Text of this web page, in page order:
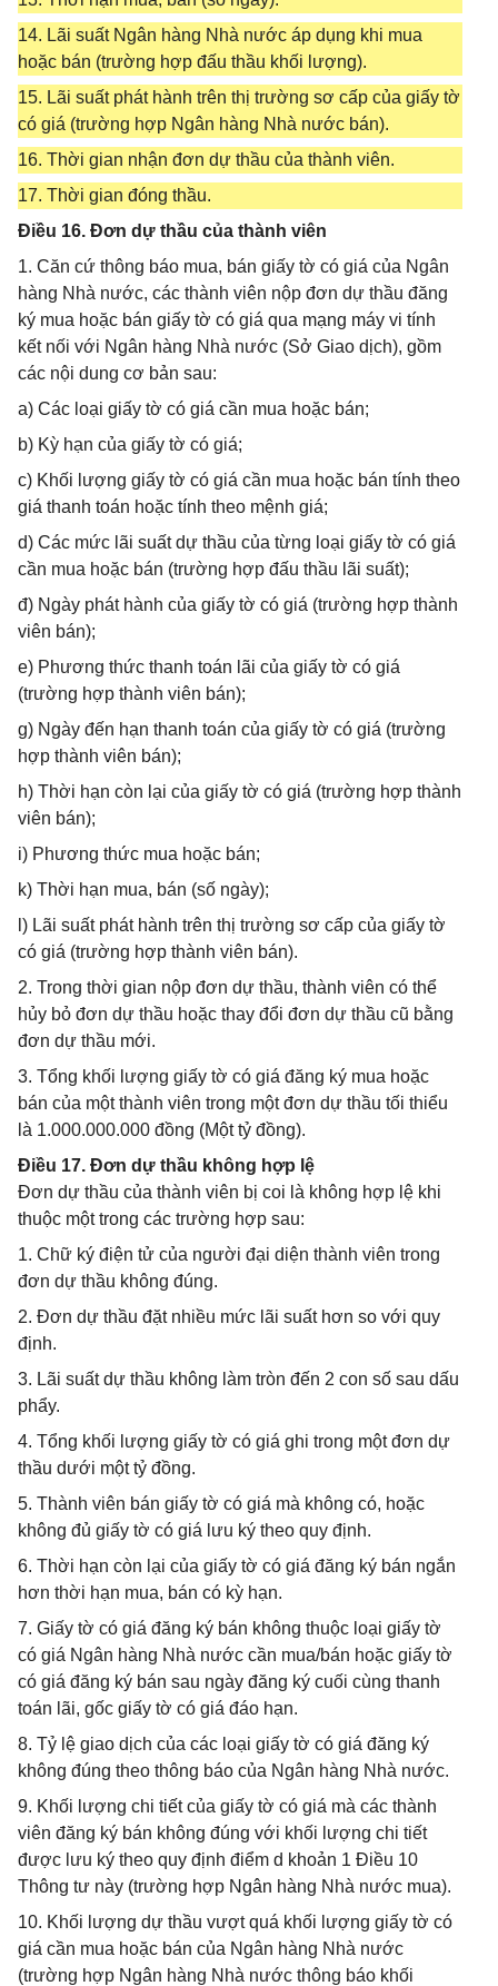
14. Lãi suất Ngân hàng Nhà nước áp dụng khi mua
hoặc bán (trường hợp đấu thầu khối lượng).
15. Lãi suất phát hành trên thị trường sơ cấp của giấy tờ
có giá (trường hợp Ngân hàng Nhà nước bán).
16. Thời gian nhận đơn dự thầu của thành viên.
17. Thời gian đóng thầu.
Điều 16. Đơn dự thầu của thành viên
1. Căn cứ thông báo mua, bán giấy tờ có giá của Ngân
hàng Nhà nước, các thành viên nộp đơn dự thầu đăng
ký mua hoặc bán giấy tờ có giá qua mạng máy vi tính
kết nối với Ngân hàng Nhà nước (Sở Giao dịch), gồm
các nội dung cơ bản sau:
a) Các loại giấy tờ có giá cần mua hoặc bán;
b) Kỳ hạn của giấy tờ có giá;
c) Khối lượng giấy tờ có giá cần mua hoặc bán tính theo
giá thanh toán hoặc tính theo mệnh giá;
d) Các mức lãi suất dự thầu của từng loại giấy tờ có giá
cần mua hoặc bán (trường hợp đấu thầu lãi suất);
đ) Ngày phát hành của giấy tờ có giá (trường hợp thành
viên bán);
e) Phương thức thanh toán lãi của giấy tờ có giá
(trường hợp thành viên bán);
g) Ngày đến hạn thanh toán của giấy tờ có giá (trường
hợp thành viên bán);
h) Thời hạn còn lại của giấy tờ có giá (trường hợp thành
viên bán);
i) Phương thức mua hoặc bán;
k) Thời hạn mua, bán (số ngày);
l) Lãi suất phát hành trên thị trường sơ cấp của giấy tờ
có giá (trường hợp thành viên bán).
2. Trong thời gian nộp đơn dự thầu, thành viên có thể
hủy bỏ đơn dự thầu hoặc thay đổi đơn dự thầu cũ bằng
đơn dự thầu mới.
3. Tổng khối lượng giấy tờ có giá đăng ký mua hoặc
bán của một thành viên trong một đơn dự thầu tối thiểu
là 1.000.000.000 đồng (Một tỷ đồng).
Điều 17. Đơn dự thầu không hợp lệ
Đơn dự thầu của thành viên bị coi là không hợp lệ khi
thuộc một trong các trường hợp sau:
1. Chữ ký điện tử của người đại diện thành viên trong
đơn dự thầu không đúng.
2. Đơn dự thầu đặt nhiều mức lãi suất hơn so với quy
định.
3. Lãi suất dự thầu không làm tròn đến 2 con số sau dấu
phẩy.
4. Tổng khối lượng giấy tờ có giá ghi trong một đơn dự
thầu dưới một tỷ đồng.
5. Thành viên bán giấy tờ có giá mà không có, hoặc
không đủ giấy tờ có giá lưu ký theo quy định.
6. Thời hạn còn lại của giấy tờ có giá đăng ký bán ngắn
hơn thời hạn mua, bán có kỳ hạn.
7. Giấy tờ có giá đăng ký bán không thuộc loại giấy tờ
có giá Ngân hàng Nhà nước cần mua/bán hoặc giấy tờ
có giá đăng ký bán sau ngày đăng ký cuối cùng thanh
toán lãi, gốc giấy tờ có giá đáo hạn.
8. Tỷ lệ giao dịch của các loại giấy tờ có giá đăng ký
không đúng theo thông báo của Ngân hàng Nhà nước.
9. Khối lượng chi tiết của giấy tờ có giá mà các thành
viên đăng ký bán không đúng với khối lượng chi tiết
được lưu ký theo quy định điểm d khoản 1 Điều 10
Thông tư này (trường hợp Ngân hàng Nhà nước mua).
10. Khối lượng dự thầu vượt quá khối lượng giấy tờ có
giá cần mua hoặc bán của Ngân hàng Nhà nước
(trường hợp Ngân hàng Nhà nước thông báo khối